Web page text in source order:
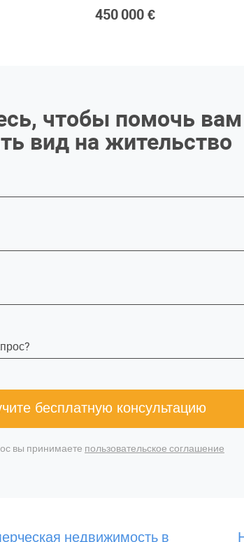
450 000 €
чтобы помочь вам
вид на жительство
бесплатную консультацию
вы принимаете пользовательское соглашение
недвижимость в